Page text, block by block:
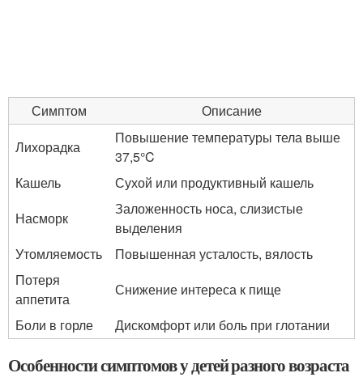
Симптом
Описание
Лихорадка
Повышение температуры тела выше
37,5°C
Кашель
Сухой или продуктивный кашель
Насморк
Заложенность носа, слизистые
выделения
Утомляемость
Повышенная усталость, вялость
Потеря
аппетита
Снижение интереса к пище
Боли в горле
Дискомфорт или боль при глотании
Особенности симптомов у детей разного возраста